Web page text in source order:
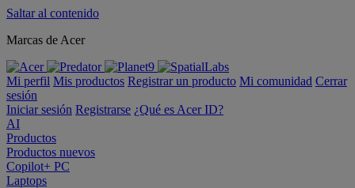
Saltar al contenido
Marcas de Acer
Mi perfil Mis productos Registrar un producto Mi comunidad Cerrar
sesión
Iniciar sesión Registrarse ¿Qué es Acer ID?
AI
Productos
Productos nuevos
Copilot+ PC
Laptops